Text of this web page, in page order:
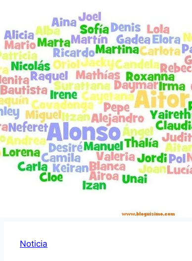
Noticia